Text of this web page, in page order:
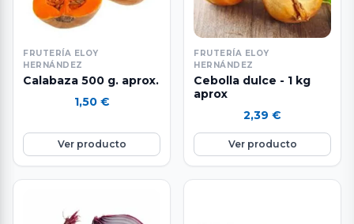
FRUTERÍA ELOY
HERNÁNDEZ
Calabaza 500 g. aprox.
1,50 €
Ver producto
FRUTERÍA ELOY
HERNÁNDEZ
Cebolla dulce - 1 kg
aprox
2,39 €
Ver producto